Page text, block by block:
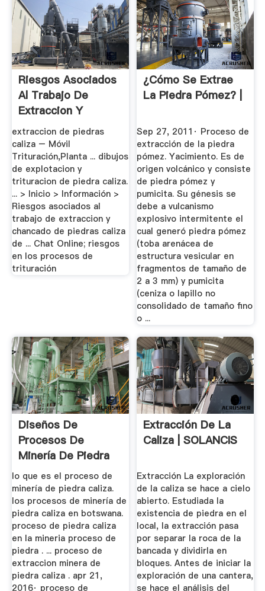
Riesgos Asociados
Al Trabajo De
Extraccion Y
Trituracion ...
extraccion de piedras
caliza – Móvil
Trituración,Planta ... dibujos
de explotacion y
trituracion de piedra caliza.
... > Inicio > Información >
Riesgos asociados al
trabajo de extraccion y
chancado de piedras caliza
de ... Chat Online; riesgos
en los procesos de
trituración
¿Cómo Se Extrae
La Piedra Pómez? |
Sep 27, 2011· Proceso de
extracción de la piedra
pómez. Yacimiento. Es de
origen volcánico y consiste
de piedra pómez y
pumicita. Su génesis se
debe a vulcanismo
explosivo intermitente el
cual generó piedra pómez
(toba arenácea de
estructura vesicular en
fragmentos de tamaño de
2 a 3 mm) y pumicita
(ceniza o lapillo no
consolidado de tamaño fino
o ...
Diseños De
Procesos De
Minería De Piedra
Caliza
lo que es el proceso de
minería de piedra caliza.
los procesos de minería de
piedra caliza en botswana.
proceso de piedra caliza
en la mineria proceso de
piedra . ... proceso de
extraccion minera de
piedra caliza . apr 21,
2016· proceso de
Extracción De La
Caliza | SOLANCIS
Extracción La exploración
de la caliza se hace a cielo
abierto. Estudiada la
existencia de piedra en el
local, la extracción pasa
por separar la roca de la
bancada y dividirla en
bloques. Antes de iniciar la
exploración de una cantera,
se hace el análisis del